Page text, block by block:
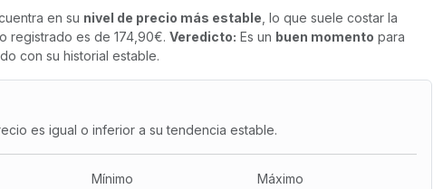
en su nivel de precio más estable , lo que suele costar la
registrado es de 174,90€. Veredicto: Es un buen momento para
con su historial estable.
es igual o inferior a su tendencia estable.
Mínimo
Máximo